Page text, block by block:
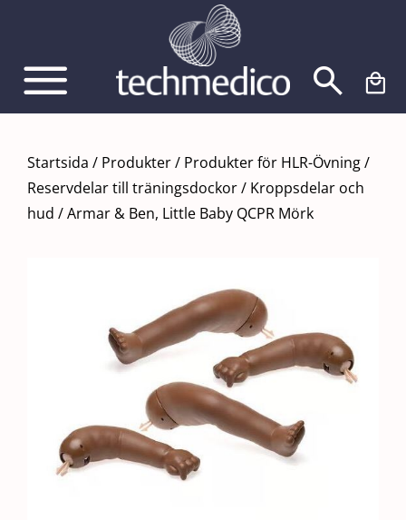
innehållet
Startsida / Produkter/ Produkter för HLR-Övning/
Reservdelar till träningsdockor/ Kroppsdelar och
hud /Armar & Ben, Little Baby QCPR Mörk